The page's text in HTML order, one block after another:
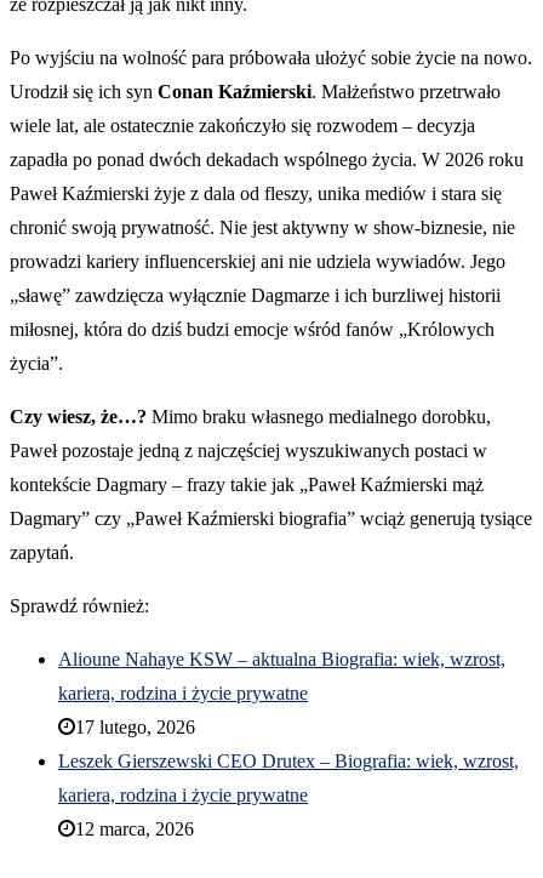
Po wyjściu na wolność para próbowała ułożyć sobie życie na nowo.
Urodził się ich syn Conan Kaźmierski. Małżeństwo przetrwało
wiele lat, ale ostatecznie zakończyło się rozwodem – decyzja
zapadła po ponad dwóch dekadach wspólnego życia. W 2026 roku
Paweł Kaźmierski żyje z dala od fleszy, unika mediów i stara się
chronić swoją prywatność. Nie jest aktywny w show-biznesie, nie
prowadzi kariery influencerskiej ani nie udziela wywiadów. Jego
„sławę” zawdzięcza wyłącznie Dagmarze i ich burzliwej historii
miłosnej, która do dziś budzi emocje wśród fanów „Królowych
życia”.
Czy wiesz, że…? Mimo braku własnego medialnego dorobku,
Paweł pozostaje jedną z najczęściej wyszukiwanych postaci w
kontekście Dagmary – frazy takie jak „Paweł Kaźmierski mąż
Dagmary” czy „Paweł Kaźmierski biografia” wciąż generują tysiące
zapytań.
Sprawdź również:
Alioune Nahaye KSW – aktualna Biografia: wiek, wzrost,
kariera, rodzina i życie prywatne
17 lutego, 2026
Leszek Gierszewski CEO Drutex – Biografia: wiek, wzrost,
kariera, rodzina i życie prywatne
12 marca, 2026